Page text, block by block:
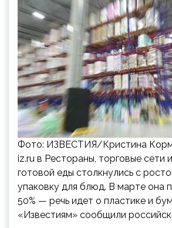
Фото: ИЗВЕСТИЯ/Кристина
iz.ru в Рестораны, торговые сети
готовой еды столкнулись с
упаковку для блюд. В марте она
50% — речь идет о пластике и
«Известиям» сообщили